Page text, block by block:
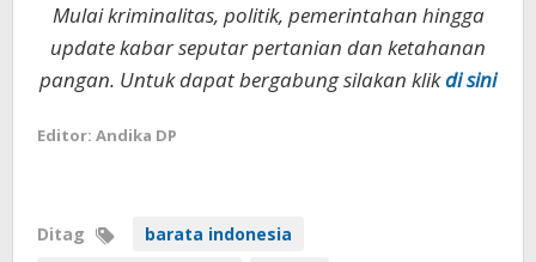
Mulai kriminalitas, politik, pemerintahan hingga
update kabar seputar pertanian dan ketahanan
pangan. Untuk dapat bergabung silakan klikdi sini
Editor: Andika DP
Ditag
barata indonesia